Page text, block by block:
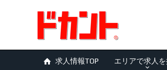
求人情報TOP エリアで求人